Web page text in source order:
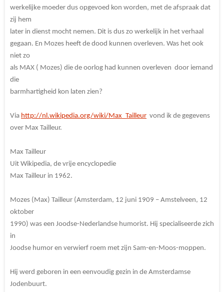
werkelijke moeder dus opgevoed kon worden, met de afspraak dat
zij hem
later in dienst mocht nemen. Dit is dus zo werkelijk in het verhaal
gegaan. En Mozes heeft de dood kunnen overleven. Was het ook
niet zo
als MAX ( Mozes) die de oorlog had kunnen overleven door iemand
die
barmhartigheid kon laten zien?
Via http://nl.wikipedia.org/wiki/Max_Tailleur vond ik de gegevens
over Max Tailleur.
Max Tailleur
Uit Wikipedia, de vrije encyclopedie
Max Tailleur in 1962.
Mozes (Max) Tailleur (Amsterdam, 12 juni 1909 – Amstelveen, 12
oktober
1990) was een Joodse-Nederlandse humorist. Hij specialiseerde zich
in
Joodse humor en verwierf roem met zijn Sam-en-Moos-moppen.
Hij werd geboren in een eenvoudig gezin in de Amsterdamse
Jodenbuurt.